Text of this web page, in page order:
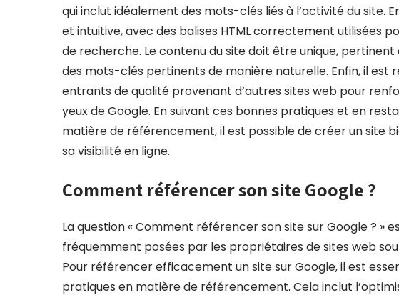
qui inclut idéalement des mots-clés liés à l’activité du site.
et intuitive, avec des balises HTML correctement utilisées
de recherche. Le contenu du site doit être unique,
des mots-clés pertinents de manière naturelle. Enfin, il est
entrants de qualité provenant d’autres sites web pour
yeux de Google. En suivant ces bonnes pratiques et en
matière de référencement, il est possible de créer un site
sa visibilité en ligne.
Comment référencer son site Google ?
La question « Comment référencer son site sur Google ? »
fréquemment posées par les propriétaires de sites web
Pour référencer efficacement un site sur Google, il est
pratiques en matière de référencement. Cela inclut